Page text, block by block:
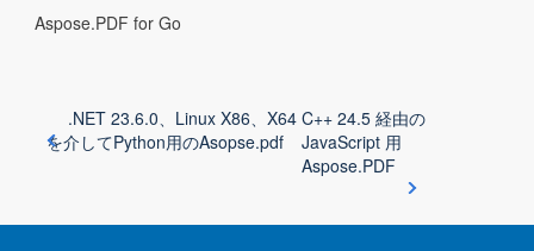
Aspose.PDF for Go
.NET 23.6.0、Linux X86、X64
を介してPython用のAsopse.pdf
C++ 24.5 経由の
JavaScript 用
Aspose.PDF